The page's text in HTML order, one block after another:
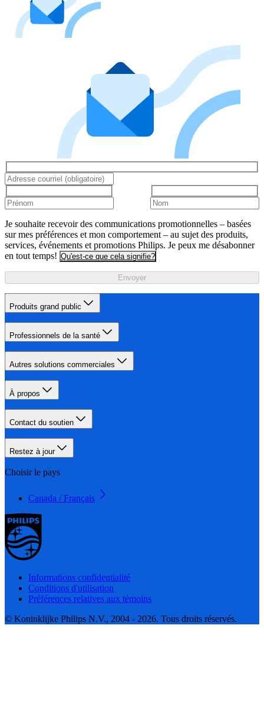
Je souhaite recevoir des communications promotionnelles – basées
sur mes préférences et mon comportement – au sujet des produits,
services, événements et promotions Philips. Je peux me désabonner
en tout temps! Qu'est-ce que cela signifie?
Envoyer
Produits grand public
Professionnels de la santé
Autres solutions commerciales
À propos
Contact du soutien
Restez à jour
Choisir le pays
Canada / Français
Informations confidentialité
Conditions d'utilisation
Préférences relatives aux témoins
© Koninklijke Philips N.V., 2004 - 2026. Tous droits réservés.